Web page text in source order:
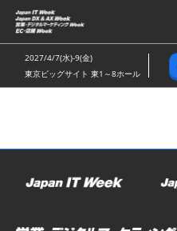
ス
キ
ッ
し
む
2027/4/7(水)-9(金)
東京ビッグサイト 東1～8ホール